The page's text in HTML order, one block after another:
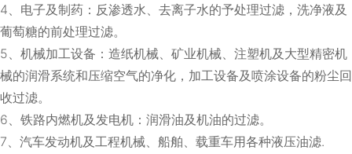
4、电子及制药：反渗透水、去离子水的予处理过滤，洗净液及
葡萄糖的前处理过滤。
5、机械加工设备：造纸机械、矿业机械、注塑机及大型精密机
械的润滑系统和压缩空气的净化，加工设备及喷涂设备的粉尘回
收过滤。
6、铁路内燃机及发电机：润滑油及机油的过滤。
7、汽车发动机及工程机械、船舶、载重车用各种液压油滤.